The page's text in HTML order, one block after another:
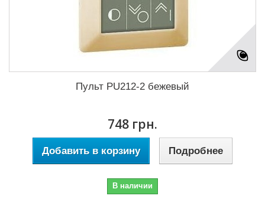
Пульт PU212-2 бежевый
748 грн.
Добавить в корзину Подробнее
В наличии